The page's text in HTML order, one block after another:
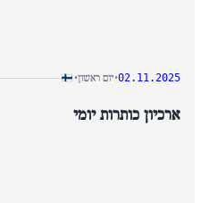
02.11.2025
•יום ראשון•
ארכיון כותרות יומי